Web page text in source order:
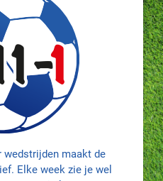
wedstrijden maakt de
Elke week zie je wel